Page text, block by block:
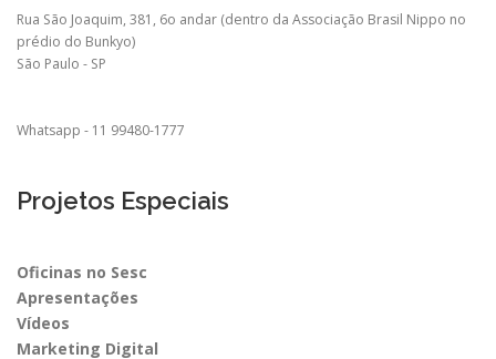
Rua São Joaquim, 381, 6o andar (dentro da Associação Brasil Nippo no
prédio do Bunkyo)
São Paulo - SP
Whatsapp - 11 99480-1777
Projetos Especiais
Oficinas no Sesc
Apresentações
Vídeos
Marketing Digital